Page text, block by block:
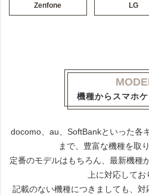
Zenfone LG
機種からスマホ
docomo、au、SoftBankといった各
まで、豊富な機種を取
定番のモデルはもちろん、最新機種
上に対応してお
記載のない機種につきましても、